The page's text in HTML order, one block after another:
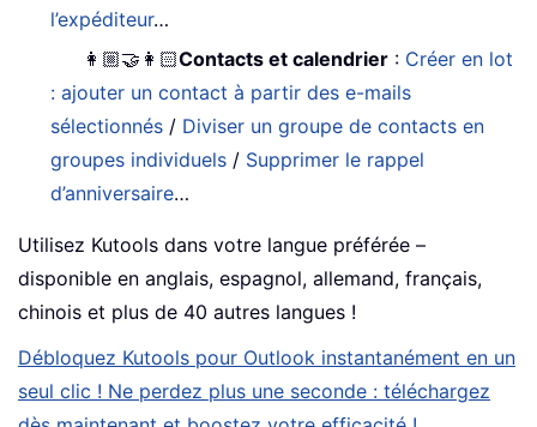
l’expéditeur…
👩🏼‍🤝‍👩🏻Contacts et calendrier : Créer en lot
: ajouter un contact à partir des e-mails
sélectionnés / Diviser un groupe de contacts en
groupes individuels / Supprimer le rappel
d’anniversaire…
Utilisez Kutools dans votre langue préférée –
disponible en anglais, espagnol, allemand, français,
chinois et plus de 40 autres langues !
Débloquez Kutools pour Outlook instantanément en un
seul clic ! Ne perdez plus une seconde : téléchargez